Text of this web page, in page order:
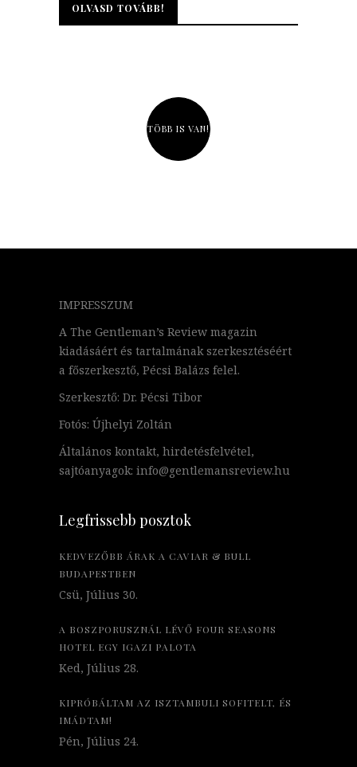
OLVASD TOVÁBB!
OLVASD TOVÁBB!
TÖBB IS VAN!
IMPRESSZUM
A The Gentleman’s Review magazin
kiadásáért és tartalmának szerkesztéséért
a főszerkesztő, Pécsi Balázs felel.
Szerkesztő: Dr. Pécsi Tibor
Fotós: Újhelyi Zoltán
Általános kontakt, hirdetésfelvétel,
sajtóanyagok: info@gentlemansreview.hu
Legfrissebb posztok
KEDVEZŐBB ÁRAK A CAVIAR & BULL
BUDAPESTBEN
Csü, Július 30.
A BOSZPORUSZNÁL LÉVŐ FOUR SEASONS
HOTEL EGY IGAZI PALOTA
Ked, Július 28.
KIPRÓBÁLTAM AZ ISZTAMBULI SOFITELT, ÉS
IMÁDTAM!
Pén, Július 24.